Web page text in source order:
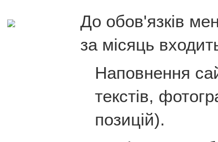
До обов'язків
за місяць
Наповнення
текстів,
позицій).